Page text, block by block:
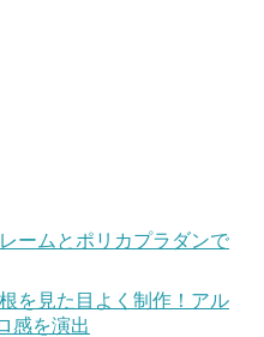
ームとポリカプラダンで
を見た目よく制作！アル
感を演出